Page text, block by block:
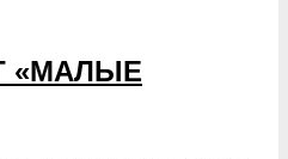
«МАЛЫЕ